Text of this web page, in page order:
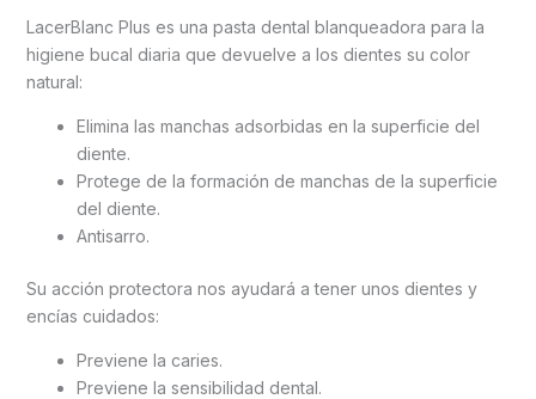
LacerBlanc Plus es una pasta dental blanqueadora para la
higiene bucal diaria que devuelve a los dientes su color
natural:
Elimina las manchas adsorbidas en la superficie del
diente.
Protege de la formación de manchas de la superficie
del diente.
Antisarro.
Su acción protectora nos ayudará a tener unos dientes y
encías cuidados:
Previene la caries.
Previene la sensibilidad dental.